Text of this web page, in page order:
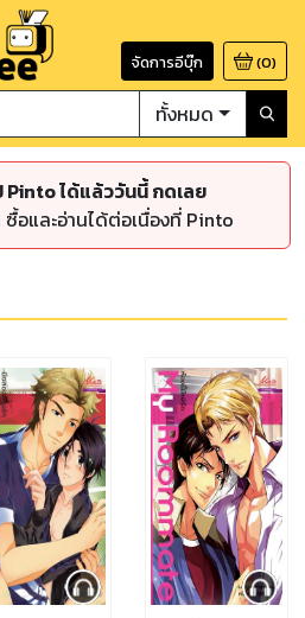
จัดการอีบุ๊ก (0)
ทั้งหมด
Pinto ได้แล้ววันนี้ กดเลย
อและอ่านได้ต่อเนื่องที่ Pinto